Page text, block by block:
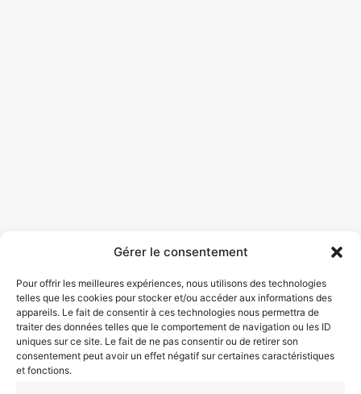
Gérer le consentement
Pour offrir les meilleures expériences, nous utilisons des technologies
telles que les cookies pour stocker et/ou accéder aux informations des
appareils. Le fait de consentir à ces technologies nous permettra de
traiter des données telles que le comportement de navigation ou les ID
uniques sur ce site. Le fait de ne pas consentir ou de retirer son
consentement peut avoir un effet négatif sur certaines caractéristiques
et fonctions.